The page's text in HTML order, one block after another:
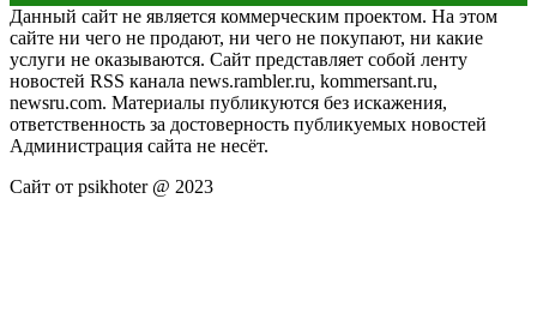
Данный сайт не является коммерческим проектом. На этом
сайте ни чего не продают, ни чего не покупают, ни какие
услуги не оказываются. Сайт представляет собой ленту
новостей RSS канала news.rambler.ru, kommersant.ru,
newsru.com. Материалы публикуются без искажения,
ответственность за достоверность публикуемых новостей
Администрация сайта не несёт.
Сайт от psikhoter @ 2023